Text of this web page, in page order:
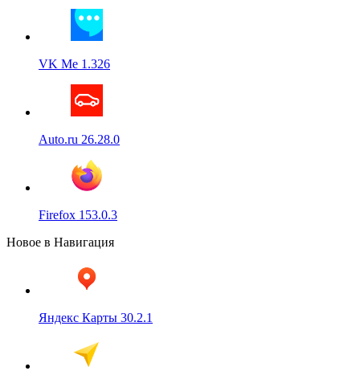
VK Me 1.326
Auto.ru 26.28.0
Firefox 153.0.3
Новое в Навигация
Яндекс Карты 30.2.1